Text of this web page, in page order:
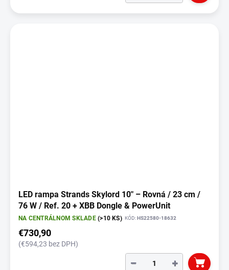
LED rampa Strands Skylord 10" – Rovná / 23 cm /
76 W / Ref. 20 + XBB Dongle & PowerUnit
NA CENTRÁLNOM SKLADE(>10 KS) KÓD:HS22580-18632
€730,90
(€594,23 bez DPH)
+
−